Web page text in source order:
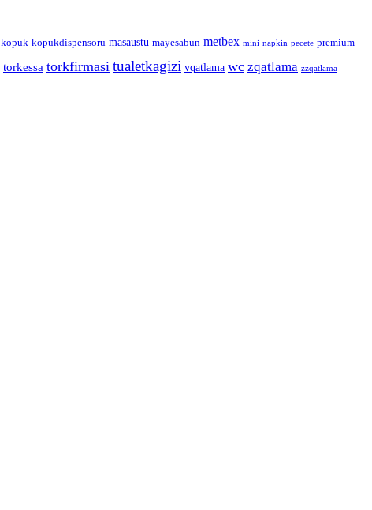
kopuk kopukdispensoru masaustu mayesabun metbex mini napkin pecete premium
torkessa torkfirmasi tualetkagizi vqatlama wc zqatlama zzqatlama